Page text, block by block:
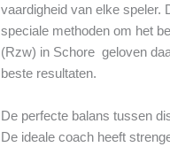
vaardigheid van elke speler.
speciale methoden om het
(Rzw) in Schore geloven
beste resultaten.
De perfecte balans tussen
De ideale coach heeft